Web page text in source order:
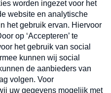
Verzend